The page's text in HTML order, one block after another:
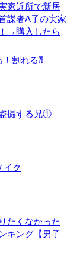
家近所で新居
謀者A子の実家
→購入したら
割れる⁈
撮する兄①
イク
たくなかった
キング【男子